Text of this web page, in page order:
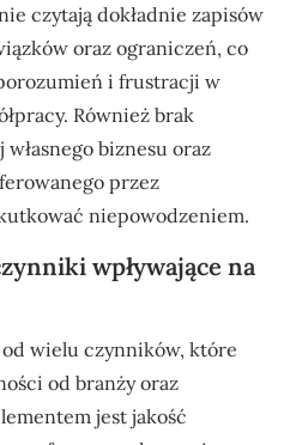
czytają dokładnie zapisów
oraz ograniczeń, co
i frustracji w
Również brak
biznesu oraz
przez
niepowodzeniem.
wpływające na
od wielu czynników, które
od branży oraz
jest jakość